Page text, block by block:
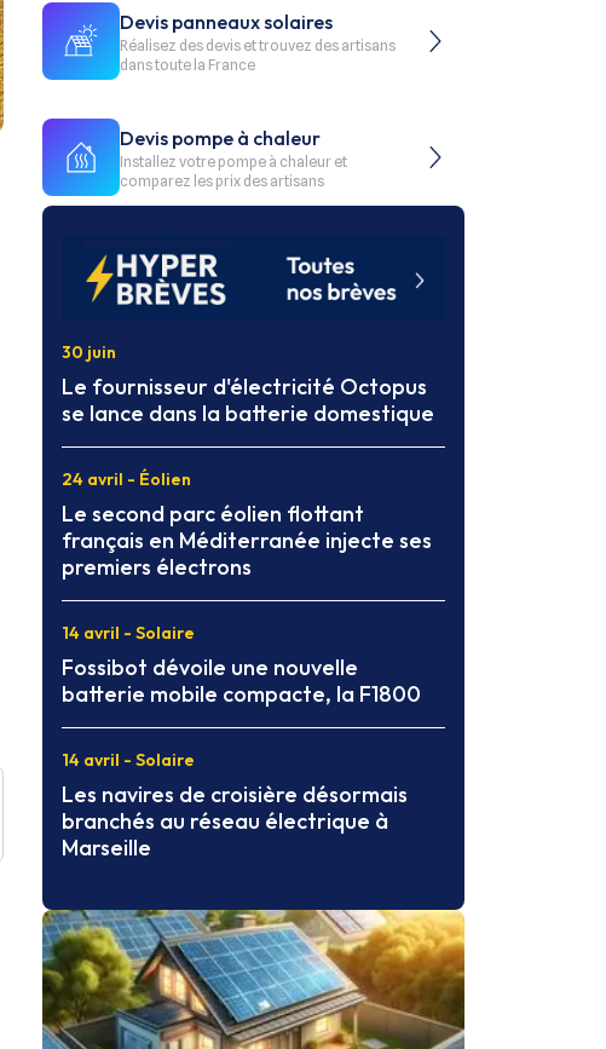
Devis panneaux solaires
Réalisez des devis et trouvez des artisans
dans toute la France
Devis pompe à chaleur
Installez votre pompe à chaleur et
comparez les prix des artisans
30 juin
Le fournisseur d'électricité Octopus
se lance dans la batterie domestique
24 avril - Éolien
Le second parc éolien flottant
français en Méditerranée injecte ses
premiers électrons
14 avril - Solaire
Fossibot dévoile une nouvelle
batterie mobile compacte, la F1800
14 avril - Solaire
Les navires de croisière désormais
branchés au réseau électrique à
Marseille